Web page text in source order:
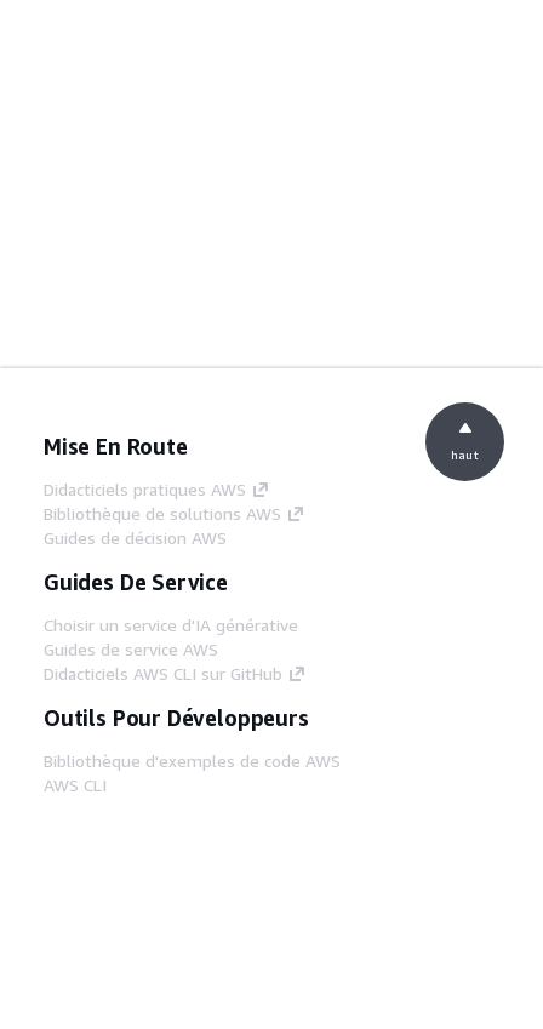
Mise En Route
Didacticiels pratiques AWS
Bibliothèque de solutions AWS
Guides de décision AWS
Guides De Service
Choisir un service d'IA générative
Guides de service AWS
Didacticiels AWS CLI sur GitHub
Outils Pour Développeurs
Bibliothèque d'exemples de code AWS
AWS CLI
haut